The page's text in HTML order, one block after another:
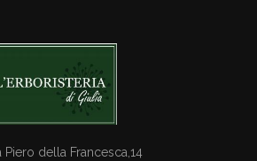
Piero della Francesca,14